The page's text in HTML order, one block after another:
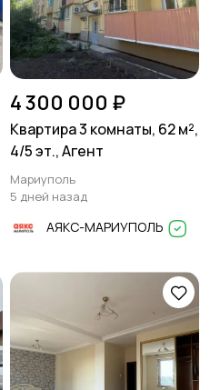
4 300 000 ₽
Квартира 3 комнаты, 62 м²,
4/5 эт., Агент
Мариуполь
5 дней назад
АЯКС-МАРИУПОЛЬ